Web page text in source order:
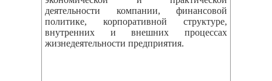
деятельности компании, финансовой
политике, корпоративной структуре,
внутренних и внешних процессах
жизнедеятельности предприятия.